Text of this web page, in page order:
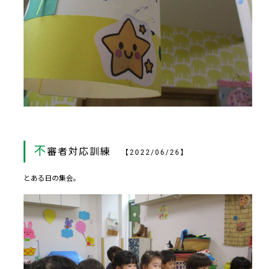
不審者対応訓練 【2022/06/26】
とある日の集会。